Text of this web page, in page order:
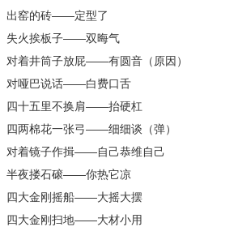
出窑的砖——定型了
失火挨板子——双晦气
对着井筒子放屁——有圆音（原因）
对哑巴说话——白费口舌
四十五里不换肩——抬硬杠
四两棉花一张弓——细细谈（弹）
对着镜子作揖——自己恭维自己
半夜搂石磙——你热它凉
四大金刚摇船——大摇大摆
四大金刚扫地——大材小用